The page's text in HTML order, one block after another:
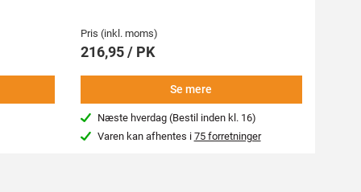
Pris (inkl. moms)
216,95 / PK
Se mere
Næste hverdag (Bestil inden kl. 16)
Varen kan afhentes i 75 forretninger